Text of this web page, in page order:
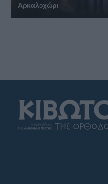
Αρκαλοχώρι